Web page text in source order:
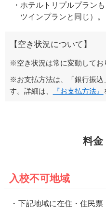
ホテルトリプルプラン
ツインプランと同じ）。
【空き状況について】
※空き状況は常に変動してお
※お支払方法は、「銀行振込
す。詳細は、
『お支払方法』
料金
入校不可地域
下記地域に在住・住民